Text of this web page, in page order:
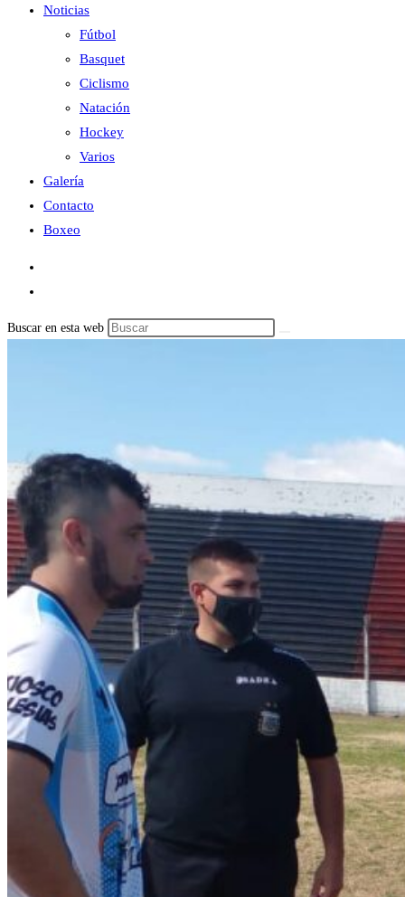
Noticias
Fútbol
Basquet
Ciclismo
Natación
Hockey
Varios
Galería
Contacto
Boxeo
Buscar en esta web